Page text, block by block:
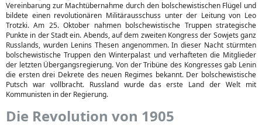
Vereinbarung zur Machtübernahme durch den bolschewistischen Flügel und
bildete einen revolutionären Militärausschuss unter der Leitung von Leo
Trotzki. Am 25. Oktober nahmen bolschewistische Truppen strategische
Punkte in der Stadt ein. Abends, auf dem zweiten Kongress der Sowjets ganz
Russlands, wurden Lenins Thesen angenommen. In dieser Nacht stürmten
bolschewistische Truppen den Winterpalast und verhafteten die Mitglieder
der letzten Übergangsregierung. Von der Tribüne des Kongresses gab Lenin
die ersten drei Dekrete des neuen Regimes bekannt. Der bolschewistische
Putsch war vollbracht. Russland wurde das erste Land der Welt mit
Kommunisten in der Regierung.
Die Revolution von 1905